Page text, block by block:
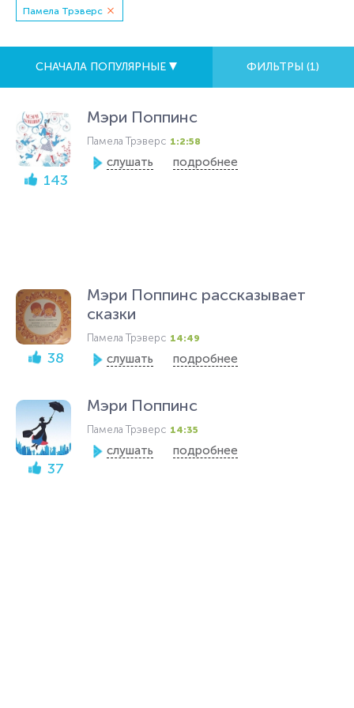
Памела Трэверс
СНАЧАЛА ПОПУЛЯРНЫЕ ФИЛЬТРЫ (1)
143
Мэри Поппинс
Памела Трэверс 1:2:58
слушать подробнее
38
Мэри Поппинс рассказывает
сказки
Памела Трэверс 14:49
слушать подробнее
37
Мэри Поппинс
Памела Трэверс 14:35
слушать подробнее